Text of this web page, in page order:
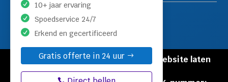
10+ jaar ervaring
Spoedservice 24/7
Erkend en gecertificeerd
Gratis offerte in 24 uur
© Copyright Loodgieters Kwartier |
Website laten
maken door Flexamedia